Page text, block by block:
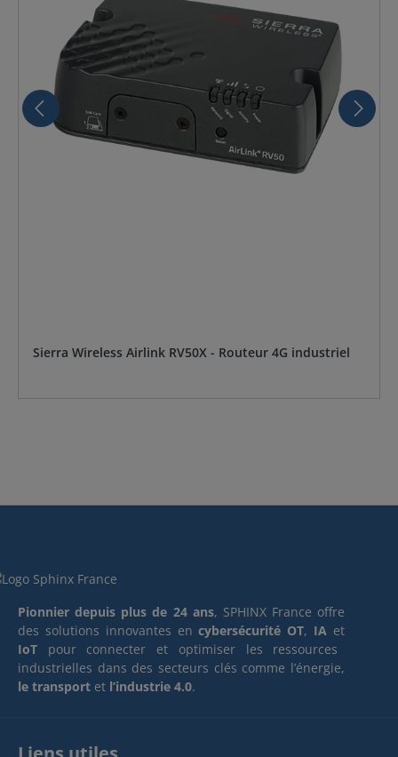
Sierra Wireless Airlink RV50X - Routeur 4G industriel
Pionnier depuis plus de 24 ans, SPHINX France offre
des solutions innovantes encybersécurité OT, IA et
IoT pour connecter et optimiser les ressources
industrielles dans des secteurs clés comme l’énergie,
le transport et l’industrie 4.0.